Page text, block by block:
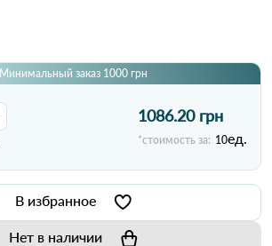
Минимальный заказ 1000 грн
1086.20 грн
*стоимость за: 10ед.
В избранное
Нет в наличии